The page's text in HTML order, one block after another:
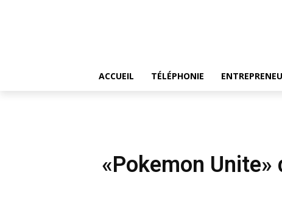
ACCUEIL TÉLÉPHONIE
«Pokemon